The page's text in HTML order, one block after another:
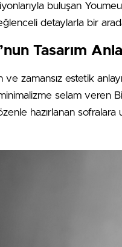
buluşan
detaylarla bir
Tasarım
zamansız estetik
selam veren
hazırlanan